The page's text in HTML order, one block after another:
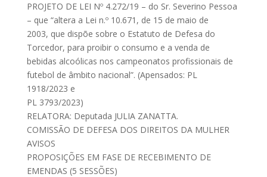
PROJETO DE LEI Nº 4.272/19 – do Sr. Severino Pessoa
– que “altera a Lei n.º 10.671, de 15 de maio de
2003, que dispõe sobre o Estatuto de Defesa do
Torcedor, para proibir o consumo e a venda de
bebidas alcoólicas nos campeonatos profissionais de
futebol de âmbito nacional”. (Apensados: PL
1918/2023 e
PL 3793/2023)
RELATORA: Deputada JULIA ZANATTA.
COMISSÃO DE DEFESA DOS DIREITOS DA MULHER
AVISOS
PROPOSIÇÕES EM FASE DE RECEBIMENTO DE
EMENDAS (5 SESSÕES)